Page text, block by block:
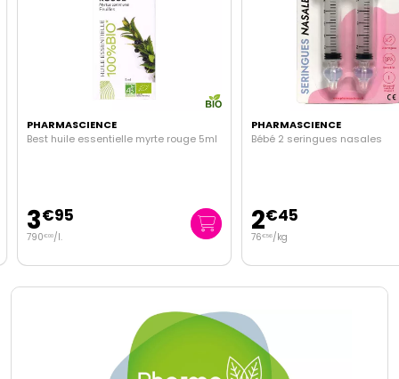
PHARMASCIENCE
Best huile essentielle myrte rouge 5ml
3€95
790€00/l.
PHARMASCIENCE
Bébé 2 seringues nasales
2€45
76€56/kg